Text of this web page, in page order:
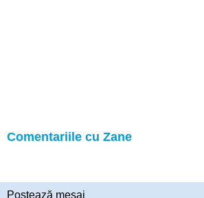
Comentariile cu Zane
Postează mesaj